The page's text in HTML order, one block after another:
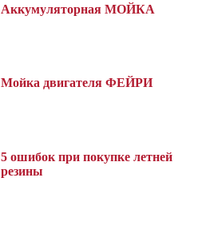
Аккумуляторная МОЙКА
Мойка двигателя ФЕЙРИ
5 ошибок при покупке летней
резины